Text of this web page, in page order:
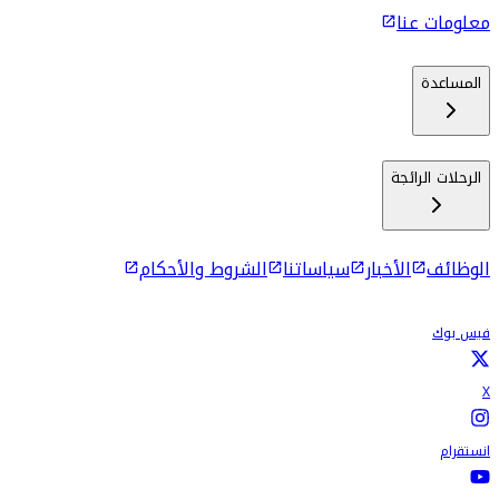
معلومات عنا
المساعدة
الرحلات الرائجة
الوظائف الأخبار سياساتنا الشروط والأحكام
فيس بوك
X
انستقرام